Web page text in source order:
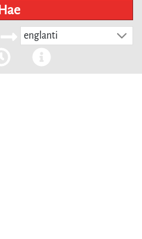
Hae
englanti